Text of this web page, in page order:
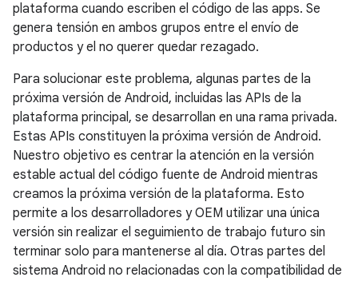
plataforma cuando escriben el código de las apps. Se
genera tensión en ambos grupos entre el envío de
productos y el no querer quedar rezagado.
Para solucionar este problema, algunas partes de la
próxima versión de Android, incluidas las APIs de la
plataforma principal, se desarrollan en una rama privada.
Estas APIs constituyen la próxima versión de Android.
Nuestro objetivo es centrar la atención en la versión
estable actual del código fuente de Android mientras
creamos la próxima versión de la plataforma. Esto
permite a los desarrolladores y OEM utilizar una única
versión sin realizar el seguimiento de trabajo futuro sin
terminar solo para mantenerse al día. Otras partes del
sistema Android no relacionadas con la compatibilidad de